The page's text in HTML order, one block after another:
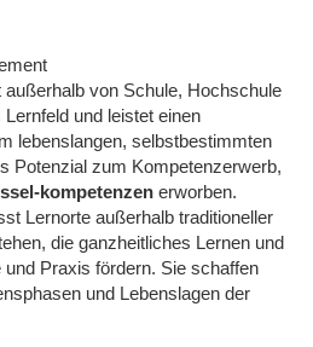
von Schule, Hochschule
und leistet einen
lebenslangen, selbstbestimmten
Potenzial zum Kompetenzerwerb,
kompetenzen erworben.
Lernorte außerhalb traditioneller
die ganzheitliches Lernen und
Praxis fördern. Sie schaffen
und Lebenslagen der